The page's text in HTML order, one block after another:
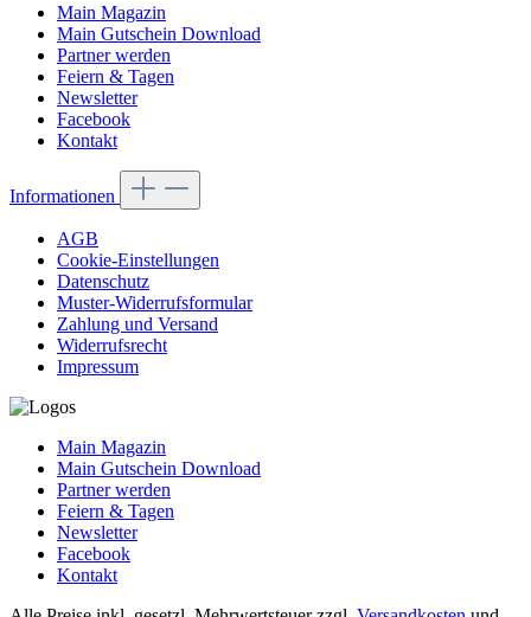
Main Magazin
Main Gutschein Download
Partner werden
Feiern & Tagen
Newsletter
Facebook
Kontakt
Informationen
AGB
Cookie-Einstellungen
Datenschutz
Muster-Widerrufsformular
Zahlung und Versand
Widerrufsrecht
Impressum
Main Magazin
Main Gutschein Download
Partner werden
Feiern & Tagen
Newsletter
Facebook
Kontakt